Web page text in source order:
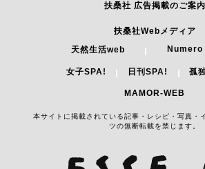
扶桑社 広告掲載のご案内
扶桑社Webメディア
天然生活web
Numero
女子SPA! 日刊SPA! 孤
MAMOR-WEB
本サイトに掲載されている記事・レシピ・写真・
ツの無断転載を禁じます。